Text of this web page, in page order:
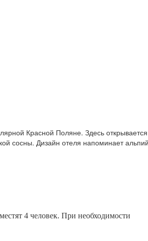
Красной Поляне. Здесь открывается
сосны. Дизайн отеля напоминает
4 человек. При необходимости